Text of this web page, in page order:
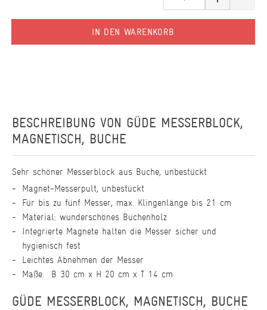
IN DEN WARENKORB
BESCHREIBUNG VON GÜDE MESSERBLOCK,
MAGNETISCH, BUCHE
Sehr schöner Messerblock aus Buche, unbestückt
Magnet-Messerpult, unbestückt
Für bis zu fünf Messer, max. Klingenlänge bis 21 cm
Material: wunderschönes Buchenholz
Integrierte Magnete halten die Messer sicher und
hygienisch fest
Leichtes Abnehmen der Messer
Maße: B 30 cm x H 20 cm x T 14 cm
GÜDE MESSERBLOCK, MAGNETISCH, BUCHE